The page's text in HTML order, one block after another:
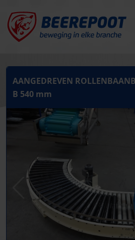
AANGEDREVEN
B 540 mm